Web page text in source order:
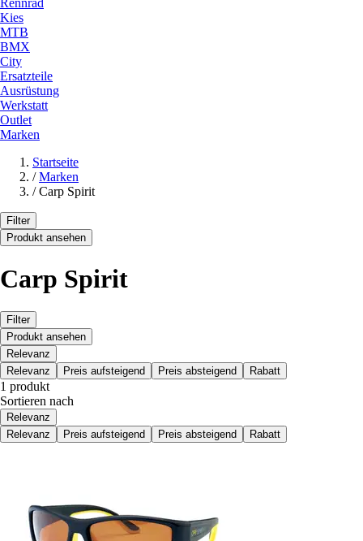
Rennrad
Kies
MTB
BMX
City
Ersatzteile
Ausrüstung
Werkstatt
Outlet
Marken
Startseite
/ Marken
/ Carp Spirit
Filter
Produkt ansehen
Carp Spirit
Filter
Produkt ansehen
Relevanz
Relevanz
Preis aufsteigend Preis absteigend Rabatt
1 produkt
Sortieren nach
Relevanz
Relevanz
Preis aufsteigend Preis absteigend Rabatt